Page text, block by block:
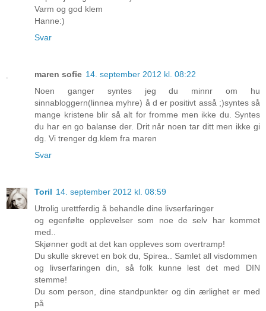
Varm og god klem
Hanne:)
Svar
maren sofie 14. september 2012 kl. 08:22
Noen ganger syntes jeg du minnr om hu
sinnabloggern(linnea myhre) å d er positivt asså ;)syntes så
mange kristene blir så alt for fromme men ikke du. Syntes
du har en go balanse der. Drit når noen tar ditt men ikke gi
dg. Vi trenger dg.klem fra maren
Svar
Toril 14. september 2012 kl. 08:59
Utrolig urettferdig å behandle dine livserfaringer
og egenfølte opplevelser som noe de selv har kommet
med..
Skjønner godt at det kan oppleves som overtramp!
Du skulle skrevet en bok du, Spirea.. Samlet all visdommen
og livserfaringen din, så folk kunne lest det med DIN
stemme!
Du som person, dine standpunkter og din ærlighet er med
på